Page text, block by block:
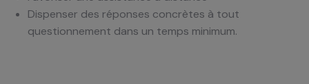
Dispenser des réponses concrètes à tout
questionnement dans un temps minimum.